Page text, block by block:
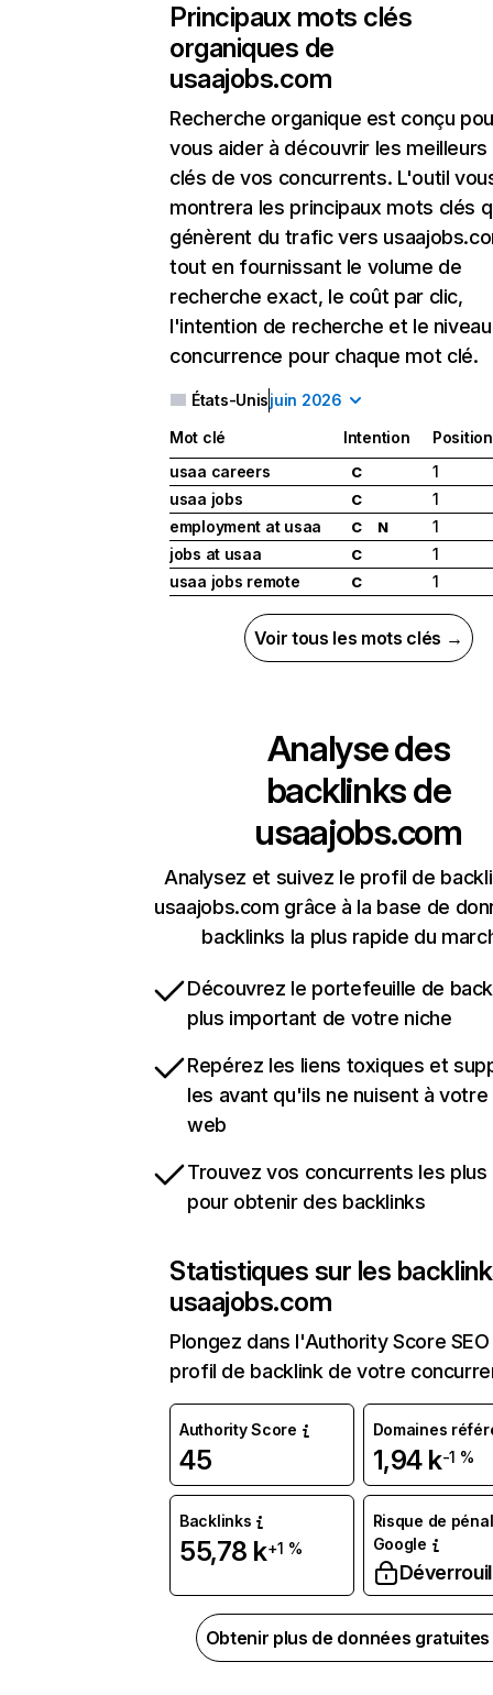
Principaux mots clés
organiques de
usaajobs.com
Recherche organique est conçu
vous aider à découvrir les
clés de vos concurrents. L'outil
montrera les principaux mots clés
génèrent du trafic vers
tout en fournissant le volume de
recherche exact, le coût par clic,
l'intention de recherche et le
concurrence pour chaque mot clé.
États-Unisjuin 2026
Mot clé Intention
Position
usaa careers
C
1
usaa jobs
C
1
employment at usaa
C N
1
jobs at usaa
C
1
usaa jobs remote
C 1
Voir tous les mots clés →
Analyse des
backlinks de
usaajobs.com
Analysez et suivez le profil de
usaajobs.com grâce à la base de
backlinks la plus rapide du
Découvrez le portefeuille de
plus important de votre niche
Repérez les liens toxiques et
les avant qu'ils ne nuisent à
web
Trouvez vos concurrents les
pour obtenir des backlinks
Statistiques sur les
usaajobs.com
Plongez dans l'Authority Score
profil de backlink de votre
Authority Score
45
Domaines
1,94 k-1 %
Backlinks
55,78 k+1 %
Risque de
Google
Obtenir plus de données